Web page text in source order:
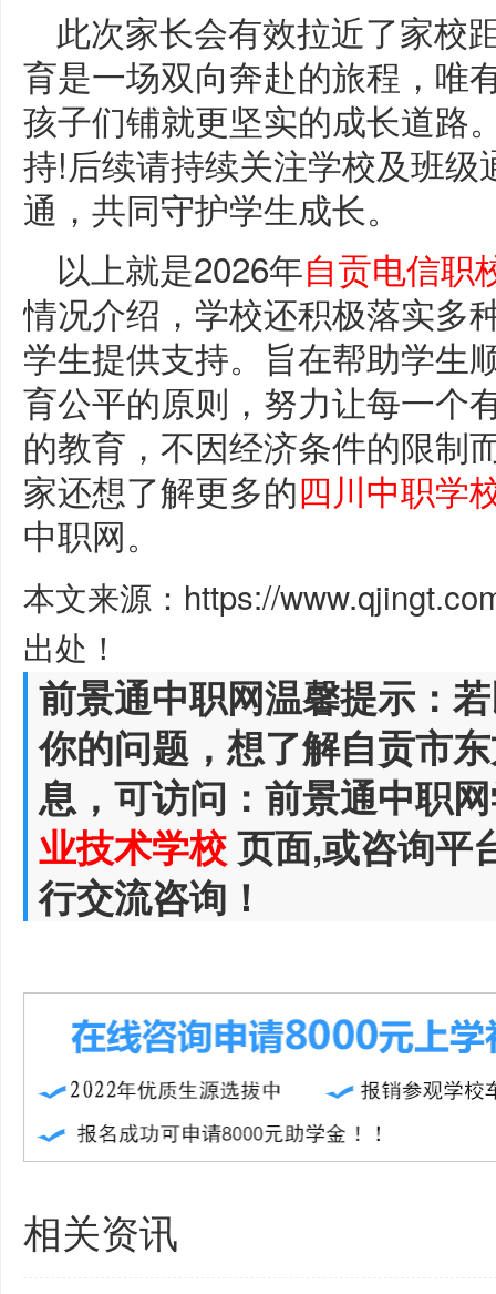
此次家长会有效拉近了家校
育是一场双向奔赴的旅程，唯
孩子们铺就更坚实的成长道路
持!后续请持续关注学校及班
通，共同守护学生成长。
以上就是2026年自贡电信职
情况介绍，学校还积极落实多
学生提供支持。旨在帮助学生
育公平的原则，努力让每一个
的教育，不因经济条件的限制
家还想了解更多的四川中职学
中职网。
本文来源：https://
出处！
前景通中职网温馨提示：
你的问题，想了解自贡市
息，可访问：前景通中职
业技术学校页面,或咨询平
行交流咨询！
相关资讯